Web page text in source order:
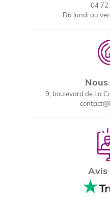
04 72
Du lundi au
9, boulevard de La
Avis